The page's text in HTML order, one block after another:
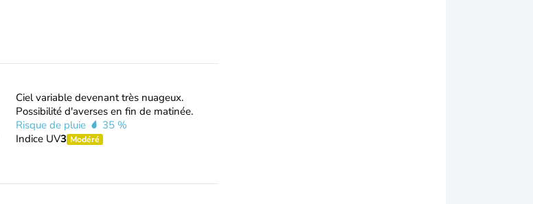
Ciel variable devenant très nuageux.
Possibilité d'averses en fin de matinée.
Risque de pluie
35 %
Indice UV3 Modéré